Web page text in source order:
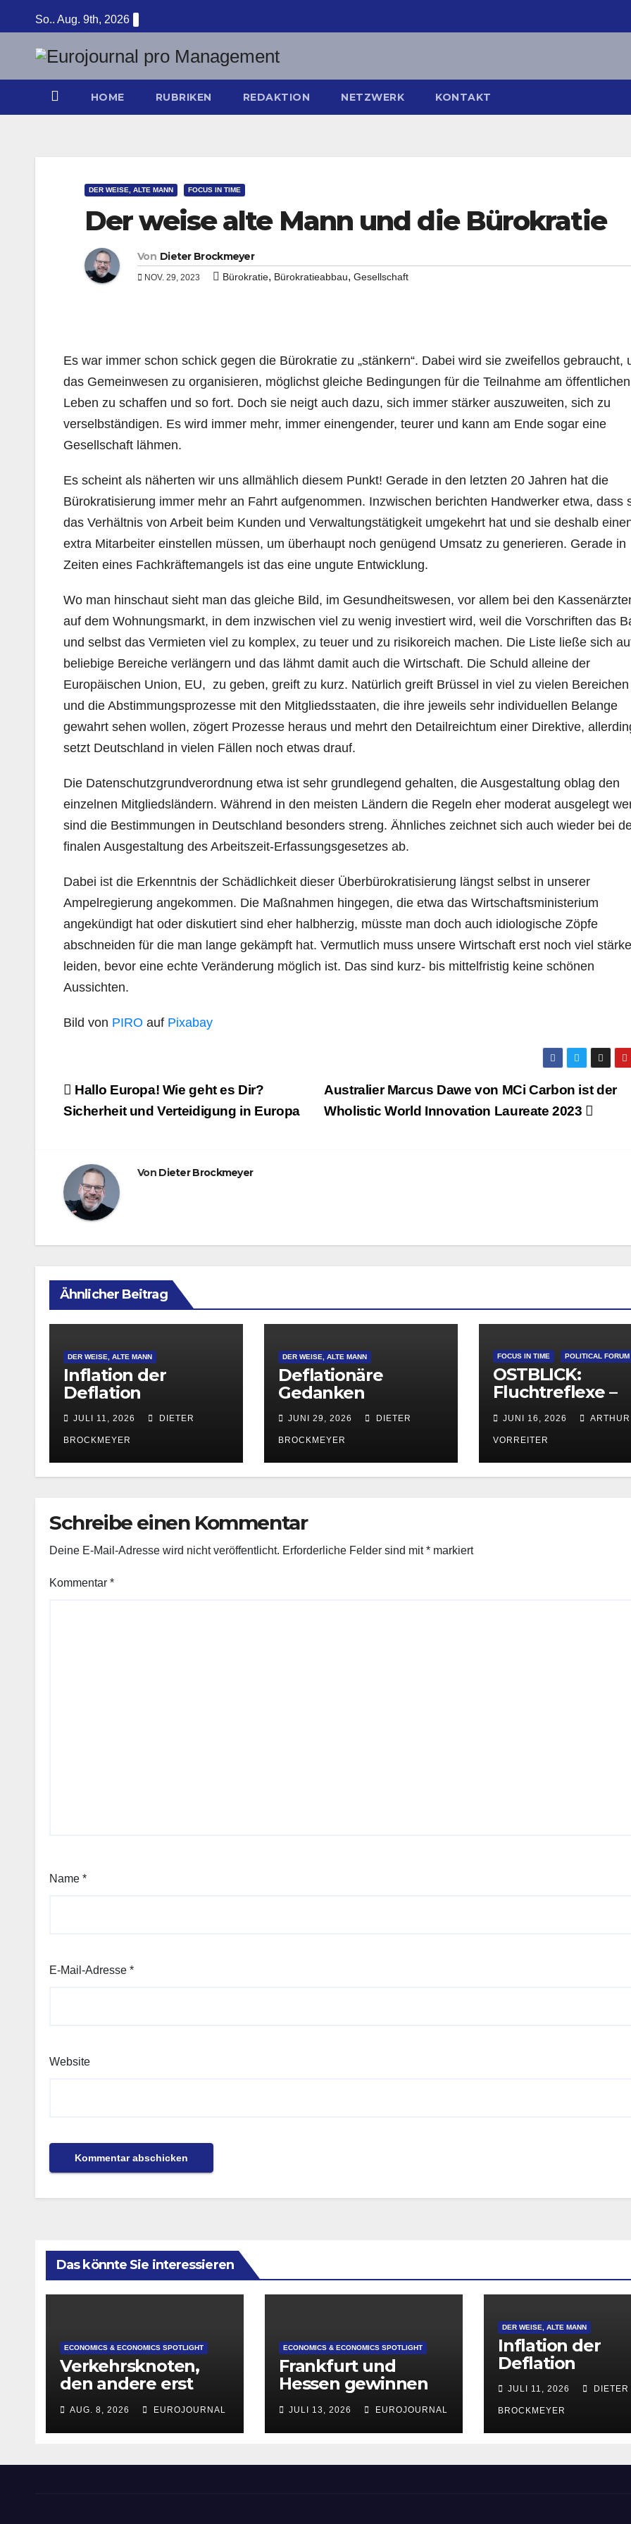
Inhalt
springen
So.. Aug. 9th, 2026
HOME RUBRIKEN REDAKTION NETZWERK KONTAKT
DER WEISE, ALTE MANN FOCUS IN TIME
Der weise alte Mann und die Bürokratie
Von Dieter Brockmeyer
NOV. 29, 2023 Bürokratie, Bürokratieabbau, Gesellschaft
Es war immer schon schick gegen die Bürokratie zu „stänkern“. Dabei wird sie zweifellos gebraucht,
das Gemeinwesen zu organisieren, möglichst gleiche Bedingungen für die Teilnahme am öffentlichen
Leben zu schaffen und so fort. Doch sie neigt auch dazu, sich immer stärker auszuweiten, sich zu
verselbständigen. Es wird immer mehr, immer einengender, teurer und kann am Ende sogar eine
Gesellschaft lähmen.
Es scheint als näherten wir uns allmählich diesem Punkt! Gerade in den letzten 20 Jahren hat die
Bürokratisierung immer mehr an Fahrt aufgenommen. Inzwischen berichten Handwerker etwa, dass
das Verhältnis von Arbeit beim Kunden und Verwaltungstätigkeit umgekehrt hat und sie deshalb
extra Mitarbeiter einstellen müssen, um überhaupt noch genügend Umsatz zu generieren. Gerade in
Zeiten eines Fachkräftemangels ist das eine ungute Entwicklung.
Wo man hinschaut sieht man das gleiche Bild, im Gesundheitswesen, vor allem bei den
auf dem Wohnungsmarkt, in dem inzwischen viel zu wenig investiert wird, weil die Vorschriften das
und selbst das Vermieten viel zu komplex, zu teuer und zu risikoreich machen. Die Liste ließe sich
beliebige Bereiche verlängern und das lähmt damit auch die Wirtschaft. Die Schuld alleine der
Europäischen Union, EU, zu geben, greift zu kurz. Natürlich greift Brüssel in viel zu vielen
und die Abstimmungsprozesse mit den Mitgliedsstaaten, die ihre jeweils sehr individuellen Belange
gewahrt sehen wollen, zögert Prozesse heraus und mehrt den Detailreichtum einer Direktive,
setzt Deutschland in vielen Fällen noch etwas drauf.
Die Datenschutzgrundverordnung etwa ist sehr grundlegend gehalten, die Ausgestaltung oblag den
einzelnen Mitgliedsländern. Während in den meisten Ländern die Regeln eher moderat ausgelegt
sind die Bestimmungen in Deutschland besonders streng. Ähnliches zeichnet sich auch wieder bei
finalen Ausgestaltung des Arbeitszeit-Erfassungsgesetzes ab.
Dabei ist die Erkenntnis der Schädlichkeit dieser Überbürokratisierung längst selbst in unserer
Ampelregierung angekommen. Die Maßnahmen hingegen, die etwa das Wirtschaftsministerium
angekündigt hat oder diskutiert sind eher halbherzig, müsste man doch auch idiologische Zöpfe
abschneiden für die man lange gekämpft hat. Vermutlich muss unsere Wirtschaft erst noch viel
leiden, bevor eine echte Veränderung möglich ist. Das sind kurz- bis mittelfristig keine schönen
Aussichten.
Bild von PIRO auf Pixabay
Beitragsnavigation
Australier Marcus Dawe von MCi Carbon ist der
Wholistic World Innovation Laureate 2023
Hallo Europa! Wie geht es Dir?
Sicherheit und Verteidigung in Europa
Von Dieter Brockmeyer
Ähnlicher Beitrag
DER WEISE, ALTE MANN
Inflation der
Deflation
JULI 11, 2026 DIETER
BROCKMEYER
DER WEISE, ALTE MANN
Deflationäre
Gedanken
JUNI 29, 2026 DIETER
BROCKMEYER
FOCUS IN TIME POLITICAL FORUM
OSTBLICK:
Fluchtreflexe –
Haltung die
europäische
beeinflusst
JUNI 16, 2026 ARTHUR
VORREITER
Schreibe einen Kommentar
Deine E-Mail-Adresse wird nicht veröffentlicht. Erforderliche Felder sind mit* markiert
Kommentar *
Name *
E-Mail-Adresse *
Website
Das könnte Sie interessieren
ECONOMICS & ECONOMICS SPOTLIGHT
Verkehrsknoten,
den andere erst
AUG. 8, 2026 EUROJOURNAL
ECONOMICS & ECONOMICS SPOTLIGHT
Frankfurt und
Hessen gewinnen
Attraktivität für
Startup-
JULI 13, 2026 EUROJOURNAL
DER WEISE, ALTE MANN
Inflation der
Deflation
JULI 11, 2026 DIETER
BROCKMEYER